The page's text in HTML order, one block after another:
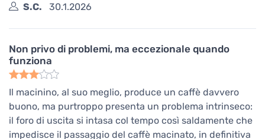
S.C.
30.1.2026
Non privo di problemi, ma eccezionale quando
funziona
Il macinino, al suo meglio, produce un caffè davvero
buono, ma purtroppo presenta un problema intrinseco:
il foro di uscita si intasa col tempo così saldamente che
impedisce il passaggio del caffè macinato, in definitiva